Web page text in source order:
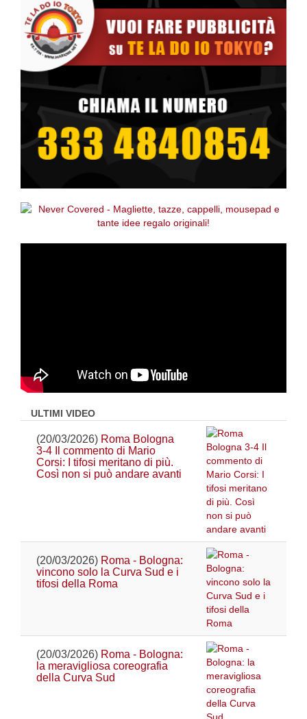
ULTIMI VIDEO
(20/03/2026) Roma Bologna
3-4 Il commento di Mario
Corsi: I tifosi meritano di più.
Così non si può andare avanti
(20/03/2026) Roma - Bologna:
vincono solo la Curva Sud e i
tifosi della Roma
(20/03/2026) Roma - Bologna:
la meravigliosa coreografia
della Curva Sud